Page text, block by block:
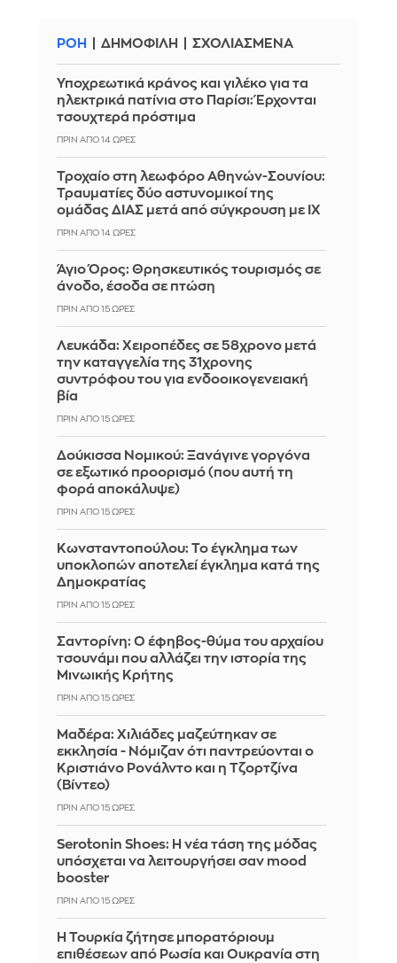
ΡΟΗ ΔΗΜΟΦΙΛΗ ΣΧΟΛΙΑΣΜΕΝΑ
Υποχρεωτικά κράνος και γιλέκο για τα
ηλεκτρικά πατίνια στο Παρίσι: Έρχονται
τσουχτερά πρόστιμα
ΠΡΙΝ ΑΠΌ 14 ΏΡΕΣ
Τροχαίο στη λεωφόρο Αθηνών-Σουνίου:
Τραυματίες δύο αστυνομικοί της
ομάδας ΔΙΑΣ μετά από σύγκρουση με ΙΧ
ΠΡΙΝ ΑΠΌ 14 ΏΡΕΣ
Άγιο Όρος: Θρησκευτικός τουρισμός σε
άνοδο, έσοδα σε πτώση
ΠΡΙΝ ΑΠΌ 15 ΏΡΕΣ
Λευκάδα: Χειροπέδες σε 58χρονο μετά
την καταγγελία της 31χρονης
συντρόφου του για ενδοοικογενειακή
βία
ΠΡΙΝ ΑΠΌ 15 ΏΡΕΣ
Δούκισσα Νομικού: Ξανάγινε γοργόνα
σε εξωτικό προορισμό (που αυτή τη
φορά αποκάλυψε)
ΠΡΙΝ ΑΠΌ 15 ΏΡΕΣ
Κωνσταντοπούλου: Το έγκλημα των
υποκλοπών αποτελεί έγκλημα κατά της
Δημοκρατίας
ΠΡΙΝ ΑΠΌ 15 ΏΡΕΣ
Σαντορίνη: Ο έφηβος-θύμα του αρχαίου
τσουνάμι που αλλάζει την ιστορία της
Μινωικής Κρήτης
ΠΡΙΝ ΑΠΌ 15 ΏΡΕΣ
Μαδέρα: Χιλιάδες μαζεύτηκαν σε
εκκλησία - Νόμιζαν ότι παντρεύονται ο
Κριστιάνο Ρονάλντο και η Τζορτζίνα
(Βίντεο)
ΠΡΙΝ ΑΠΌ 15 ΏΡΕΣ
Serotonin Shoes: Η νέα τάση της μόδας
υπόσχεται να λειτουργήσει σαν mood
booster
ΠΡΙΝ ΑΠΌ 15 ΏΡΕΣ
Η Τουρκία ζήτησε μπορατόριουμ
επιθέσεων από Ρωσία και Ουκρανία στη